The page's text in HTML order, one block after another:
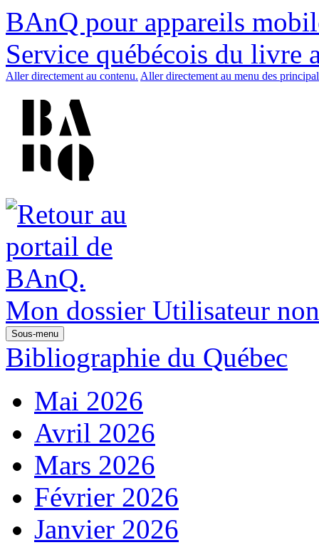
BAnQ pour appareils
Service québécois du livre
Aller directement au contenu. Aller directement au menu des
Mon dossier Utilisateur
Sous-menu
Bibliographie du Québec
Mai 2026
Avril 2026
Mars 2026
Février 2026
Janvier 2026